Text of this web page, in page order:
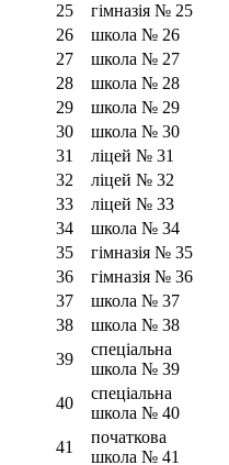
25
гімназія № 25
26
школа № 26
27
школа № 27
28
школа № 28
29
школа № 29
30
школа № 30
31
ліцей № 31
32
ліцей № 32
33
ліцей № 33
34
школа № 34
35
гімназія № 35
36
гімназія № 36
37
школа № 37
38
школа № 38
39
спеціальна
школа № 39
40
спеціальна
школа № 40
41
початкова
школа № 41